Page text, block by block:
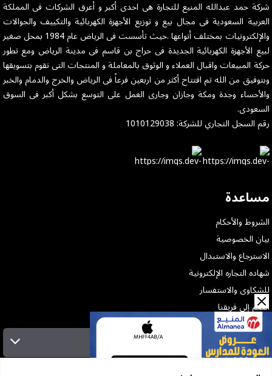
شركة حمد عبدالله المنيع للتجارة هى احدى أكبر و أعرق الشركات فى المملكة
العربية السعودية فى مجال بيع و توزيع الأجهزة الكهربائية والتكييف والجوالات
والإلكترونيات بمختلف أنواعها .حيث تأسست فى الرياض عام 1984 بمحل صغير
لبيع الأجهزة الكهربائية الجديدة فى حراج بن قاسم فى مدينة الرياض ومع تطور
حركة المبيعات واقبال العملاء و الوثوق بالمعاملة و المنتجات التى نقوم بتسويقها
وبتوفيق من الله تم افتتاح أكثر من اربعين فرعاً فى الرياض والخرج والدمام والخبر
والأحساء وجدة ومكة وجازان وجارى العمل على التوسع بشكل أكبر فى السوق
السعودى.
رقم السجل التجاري للشركة: 1010129038
مساعدة
الشروط والأحكام
بيان الخصوصية
الاسترجاع والاستبدال
شهاده التجاره الإلكترونية
للشكاوى والاستفسار
انضم إلى فريقنا
الإشتراك بالنشرة البريدية